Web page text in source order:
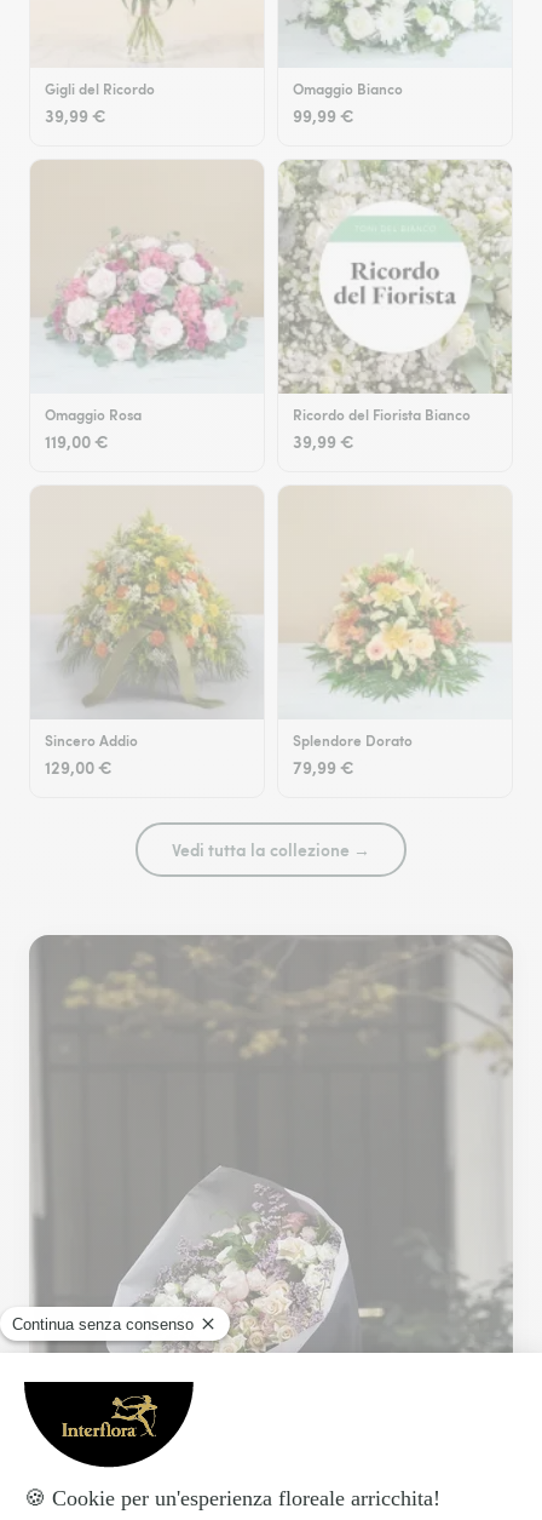
Gigli del Ricordo
39,99 €
Omaggio Bianco
99,99 €
Omaggio Rosa
119,00 €
Ricordo del Fiorista Bianco
39,99 €
Sincero Addio
129,00 €
Splendore Dorato
79,99 €
Vedi tutta la collezione →